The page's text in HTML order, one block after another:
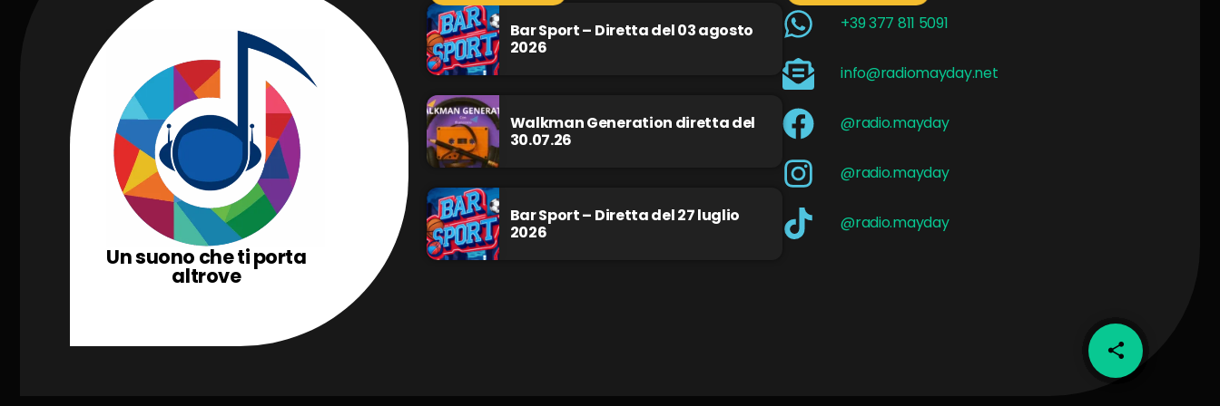
share
email
Un suono che ti porta
altrove
Bar Sport – Diretta del 03 agosto
2026
Walkman Generation diretta del
30.07.26
Bar Sport – Diretta del 27 luglio
2026
+39 377 811 5091
info@radiomayday.net
@radio.mayday
@radio.mayday
@radio.mayday